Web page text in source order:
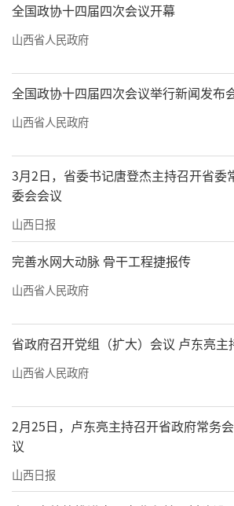
全国政协十四届四次会议开幕
山西省人民政府
全国政协十四届四次会议举行新闻发布
山西省人民政府
3月2日，省委书记唐登杰主持召开省委
委会会议
山西日报
完善水网大动脉 骨干工程捷报传
山西省人民政府
省政府召开党组（扩大）会议 卢东亮主
山西省人民政府
2月25日，卢东亮主持召开省政府常务会
议
山西日报